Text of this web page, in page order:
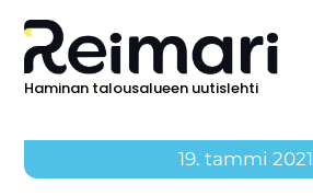
Haminan talousalueen uutislehti
19. tammi 2021